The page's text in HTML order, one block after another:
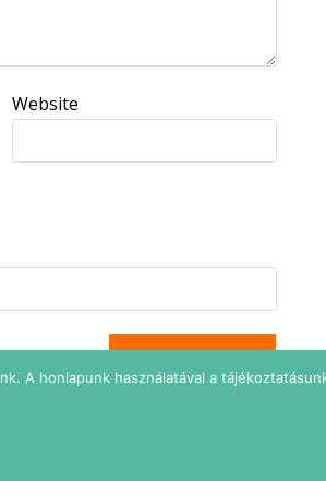
Website
A honlapunk használatával a